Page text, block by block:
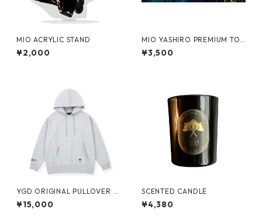
MIO ACRYLIC STAND
¥2,000
MIO YASHIRO PREMIUM TO
WEL2
¥3,500
YGD ORIGINAL PULLOVER H
OODIE【GREY】
¥15,000
SCENTED CANDLE
¥4,380